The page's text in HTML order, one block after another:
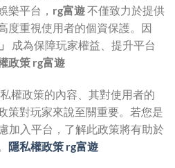
樂平台， rg富遊不僅致力於提供
度重視使用者的個資保護。因
成為保障玩家權益、提升平台
政策 rg富遊
權政策的內容、其對使用者的
策對玩家來說至關重要。若您是
加入平台，了解此政策將有助於
隱私權政策 rg富遊